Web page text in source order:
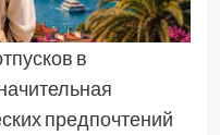
в
предпочтений